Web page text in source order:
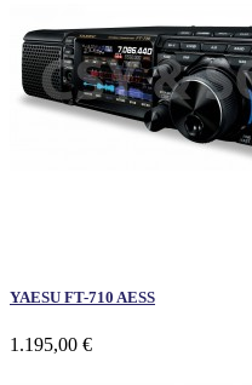
YAESU FT-710 AESS
1.195,00 €